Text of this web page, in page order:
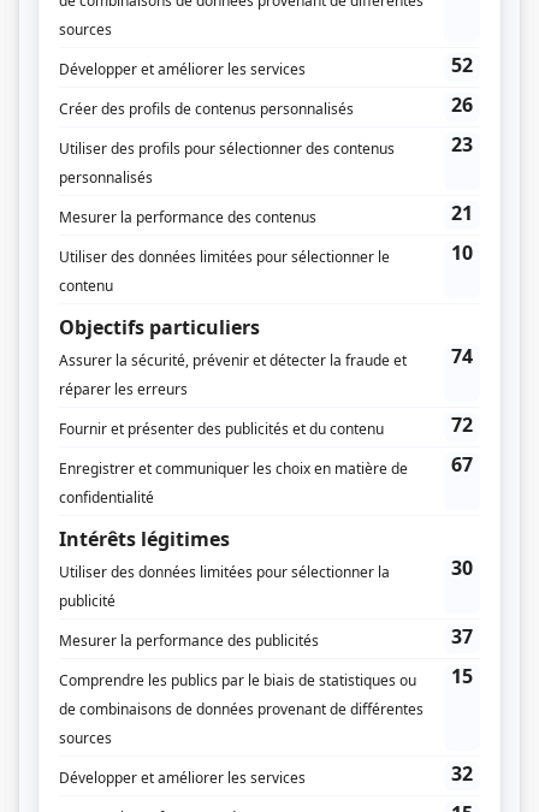
Production
Textes
Production exécutive
Nicola Merola
Charles Lafortune
Sylvie Desrochers
Compagnie de production
Productions Pixcom
Scénarisation
Emmanuelle Beaugrand-Champagne
ICI TOU.TV
Dates de diffusion
Depuis le 14 mars 2017
Durée et heure de diffusion
24 épisodes au total
Saison 1: Disponible en ligne